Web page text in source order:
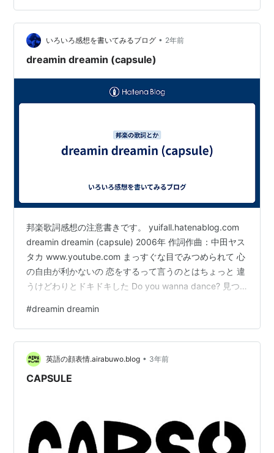
のかな。 やっと収穫できるようになったトマト。 鉢植え
ミディトマトミハノビッチ LB2178 ? （Gymnocalycium
mi… いろいろ感想を書いてみるブログ • 2年前
dreamin dreamin (capsule)
邦楽歌詞感想の注意書きです。 yuifall.hatenablog.com
dreamin dreamin (capsule) 2006年 作詞作曲：中田ヤス
タカ www.youtube.com まっすぐな目でみつめられて 心
の自由が利かないの 恋をするって言うのとはちょっと 違
うけどわりとドキドキした Do you wanna dance? 見つ
ちょっと 違うけどわりとドキドキした 中田サウンドで一
番好きなアーティストが capsule です。まー、本人のユ
ニットだしね。この曲はメロディも歌詞もとても好き。
「心の自由が利かない」という気持…
#dreamin dreamin
英語の顔表情.airabuwo.blog • 3年前
CAPSULE